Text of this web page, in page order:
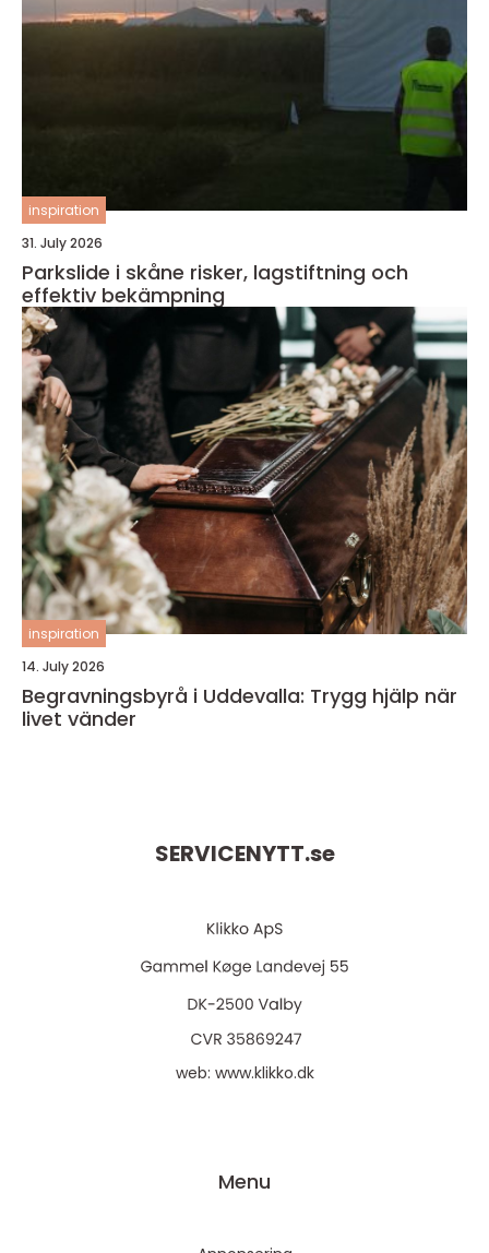
inspiration
31. July 2026
Parkslide i skåne risker, lagstiftning och
effektiv bekämpning
inspiration
14. July 2026
Begravningsbyrå i Uddevalla: Trygg hjälp när
livet vänder
SERVICENYTT.se
web: www.klikko.dk
Menu